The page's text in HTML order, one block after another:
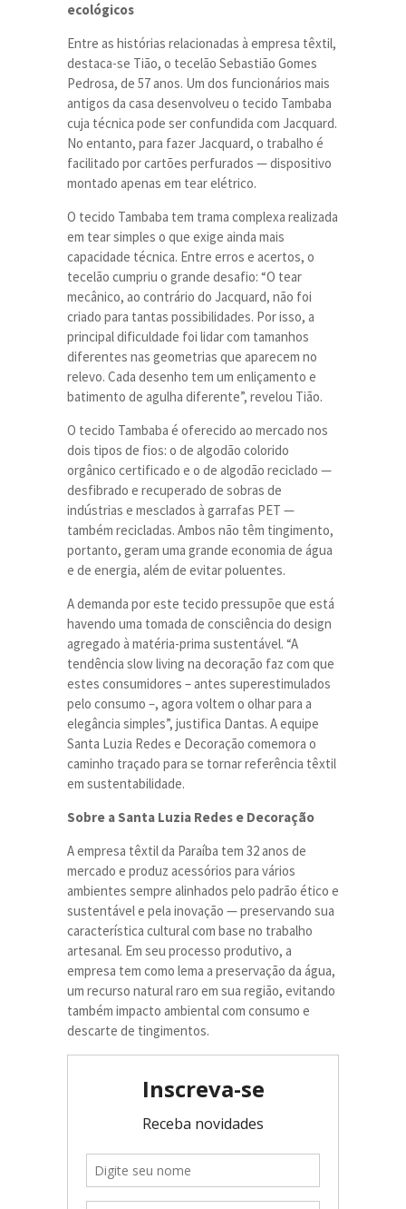
ecológicos
Entre as histórias relacionadas à empresa têxtil,
destaca-se Tião, o tecelão Sebastião Gomes
Pedrosa, de 57 anos. Um dos funcionários mais
antigos da casa desenvolveu o tecido Tambaba
cuja técnica pode ser confundida com Jacquard.
No entanto, para fazer Jacquard, o trabalho é
facilitado por cartões perfurados — dispositivo
montado apenas em tear elétrico.
O tecido Tambaba tem trama complexa realizada
em tear simples o que exige ainda mais
capacidade técnica. Entre erros e acertos, o
tecelão cumpriu o grande desafio: “O tear
mecânico, ao contrário do Jacquard, não foi
criado para tantas possibilidades. Por isso, a
principal dificuldade foi lidar com tamanhos
diferentes nas geometrias que aparecem no
relevo. Cada desenho tem um enliçamento e
batimento de agulha diferente”, revelou Tião.
O tecido Tambaba é oferecido ao mercado nos
dois tipos de fios: o de algodão colorido
orgânico certificado e o de algodão reciclado —
desfibrado e recuperado de sobras de
indústrias e mesclados à garrafas PET —
também recicladas. Ambos não têm tingimento,
portanto, geram uma grande economia de água
e de energia, além de evitar poluentes.
A demanda por este tecido pressupõe que está
havendo uma tomada de consciência do design
agregado à matéria-prima sustentável. “A
tendência slow living na decoração faz com que
estes consumidores – antes superestimulados
pelo consumo –, agora voltem o olhar para a
elegância simples”, justifica Dantas. A equipe
Santa Luzia Redes e Decoração comemora o
caminho traçado para se tornar referência têxtil
em sustentabilidade.
Sobre a Santa Luzia Redes e Decoração
A empresa têxtil da Paraíba tem 32 anos de
mercado e produz acessórios para vários
ambientes sempre alinhados pelo padrão ético e
sustentável e pela inovação — preservando sua
característica cultural com base no trabalho
artesanal. Em seu processo produtivo, a
empresa tem como lema a preservação da água,
um recurso natural raro em sua região, evitando
também impacto ambiental com consumo e
descarte de tingimentos.